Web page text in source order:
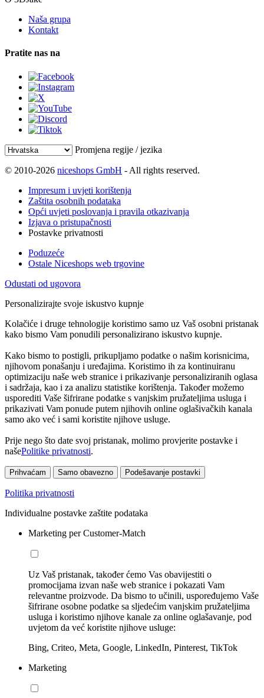
Naša grupa
Kontakt
Pratite nas na
Promjena regije / jezika
© 2010-2026 niceshops GmbH - All rights reserved.
Impresum i uvjeti korištenja
Zaštita osobnih podataka
Opći uvjeti poslovanja i pravila otkazivanja
Izjava o pristupačnosti
Postavke privatnosti
Poduzeće
Ostale Niceshops web trgovine
Odustati od ugovora
Personalizirajte svoje iskustvo kupnje
Kolačiće i druge tehnologije koristimo samo uz Vaš osobni pristanak
kako bismo Vam ponudili personalizirano iskustvo kupnje.
Kako bismo to postigli, prikupljamo podatke o našim korisnicima,
njihovom ponašanju i uređajima. Koristimo ih za kontinuiranu
optimizaciju naše web stranice i prikazivanje personaliziranih oglasa
i sadržaja, kao i za analizu statistike korištenja. Također možemo
usporediti Vaše šifrirane podatke s vanjskim pružateljima usluga i
prikazivati Vam ponude putem njihovih online oglašivačkih kanala
samo ako već i sami koristite njihove usluge.
Prije nego što date svoj pristanak, molimo provjerite postavke i
našePolitike privatnosti.
Prihvaćam Samo obavezno Podešavanje postavki
Politika privatnosti
Individualne postavke zaštite podataka
Marketing per Customer-Match
Uz Vaš pristanak, također ćemo Vas obavijestiti o
promocijama izvan naše web stranice i pokazati Vam
relevantne proizvode. Da bismo to učinili, uspoređujemo Vaše
šifrirane osobne podatke sa sljedećim vanjskim pružateljima
usluga i koristimo njihove kanale za online oglašavanje, pod
uvjetom da već koristite njihove usluge:
Bing, Criteo, Meta, Google, LinkedIn, Pinterest, TikTok
Marketing